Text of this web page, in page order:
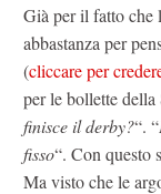
Già per il fatto che
abbastanza per
(cliccare per
per le bollette
finisce il derby?“. “
fisso“. Con questo
Ma visto che le